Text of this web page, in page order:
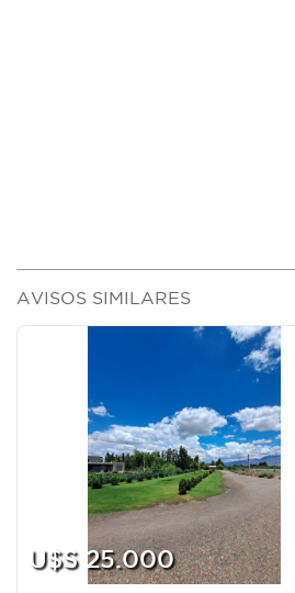
AVISOS SIMILARES
U$S 25.000